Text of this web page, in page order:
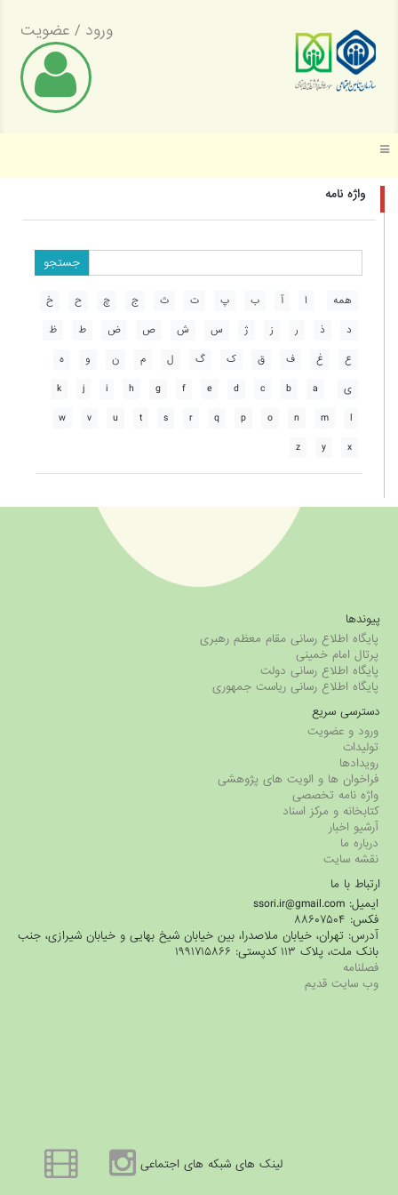
ورود /عضویت
واژه نامه
جستجو
همه ا آ ب پ ت ث ج چ ح
خ
د
ذ ر ز ژ س ش ص ض ط
ظ
ع
غ ف ق ک گ ل م ن و
ه
ی
a
b
c
d
e
f
g
h
i
j
k
l
m
n
o
p
q
r
s
t
u
v
w
x
y
z
پیوندها
پایگاه اطلاع رسانی مقام معظم رهبری
پرتال امام خمینی
پایگاه اطلاع رسانی دولت
پایگاه اطلاع رسانی ریاست جمهوری
دسترسی سریع
ورود و عضویت
تولیدات
رویدادها
فراخوان ها و الویت های پژوهشی
واژه نامه تخصصی
کتابخانه و مرکز اسناد
آرشیو اخبار
درباره ما
نقشه سایت
ارتباط با ما
ایمیل: ssori.ir@gmail.com
فکس: ۸۸۶۰۷۵۰۴
آدرس: تهران، خیابان ملاصدرا، بین خیابان شیخ بهایی و خیابان شیرازی، جنب
بانک ملت، پلاک ۱۱۳ کدپستی: ۱۹۹۱۷۱۵۸۶۶
فصلنامه
وب سایت قدیم
لینک های شبکه های اجتماعی